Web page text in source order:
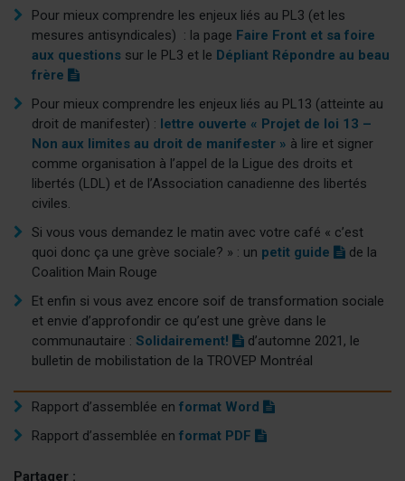
Pour mieux comprendre les enjeux liés au PL3 (et les
mesures antisyndicales) : la page Faire Front et sa foire
aux questionssur le PL3 et le Dépliant Répondre au beau
frère
(
d
f
)
Pour mieux comprendre les enjeux liés au PL13 (atteinte au
droit de manifester) : lettre ouverte « Projet de loi 13 –
Non aux limites au droit de manifester » à lire et signer
comme organisation à l’appel de la Ligue des droits et
libertés (LDL) et de l’Association canadienne des libertés
civiles.
Si vous vous demandez le matin avec votre café « c’est
quoi donc ça une grève sociale? » : un petit guide
(
f
de la
Coalition Main Rouge
Et enfin si vous avez encore soif de transformation sociale
et envie d’approfondir ce qu’est une grève dans le
communautaire : Solidairement!
(
p
d’automne 2021, le
bulletin de mobilistation de la TROVEP Montréal
Rapport d’assemblée en format Word
(
Rapport d’assemblée en format PDF
(
Partager :